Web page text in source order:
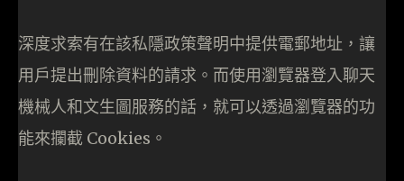
深度求索有在該私隱政策聲明中提供電郵地址，讓
用戶提出刪除資料的請求。而使用瀏覽器登入聊天
機械人和文生圖服務的話，就可以透過瀏覽器的功
能來攔截 Cookies。